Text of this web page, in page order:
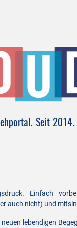
Seit 2014.
Einfach
auch nicht) und
lebendigen